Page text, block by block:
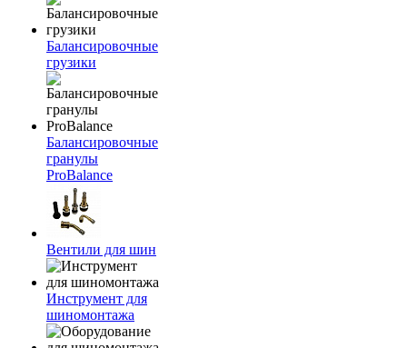
Балансировочные
грузики
Балансировочные
гранулы
ProBalance
Вентили для шин
Инструмент для
шиномонтажа